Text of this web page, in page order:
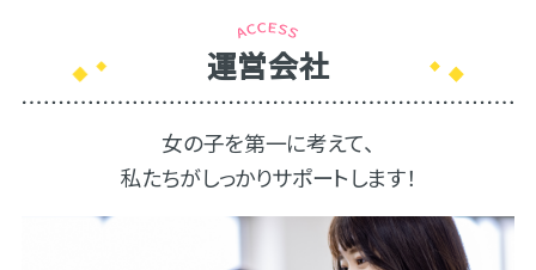
運営会社
女の子を第一に考えて、
私たちがしっかりサポートします！